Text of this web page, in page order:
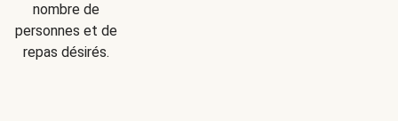
nombre de
personnes et de
repas désirés.